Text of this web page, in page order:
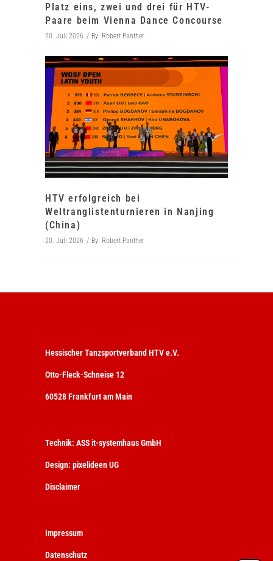
Platz eins, zwei und drei für HTV-
Paare beim Vienna Dance Concourse
20. Juli 2026 By Robert Panther
HTV erfolgreich bei
Weltranglistenturnieren in Nanjing
(China)
20. Juli 2026 By Robert Panther
Hessischer Tanzsportverband HTV e.V.
Otto-Fleck-Schneise 12
60528 Frankfurt am Main
Technik: ASS it-systemhaus GmbH
Design: pixelideen UG
Disclaimer
Impressum
Datenschutz